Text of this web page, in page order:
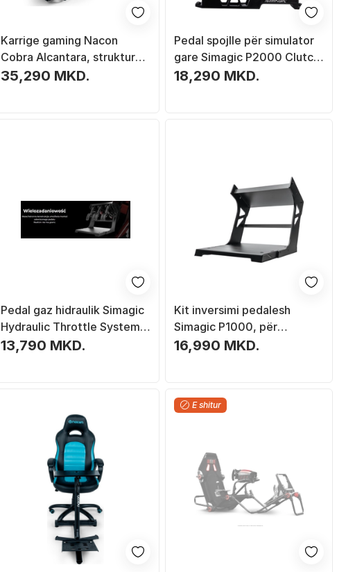
Karrige gaming Nacon
Cobra Alcantara, strukturë
çeliku, deri 110 kg, e zezë
35,290 MKD.
Pedal spojlle për simulator
gare Simagic P2000 Clutch,
për set pedalesh 2 në 3
18,290 MKD.
Pedal gaz hidraulik Simagic
Hydraulic Throttle System,
për simulator gare, i zi
13,790 MKD.
Kit inversimi pedalesh
Simagic P1000, për
simulator gare, i zi
16,990 MKD.
E shitur